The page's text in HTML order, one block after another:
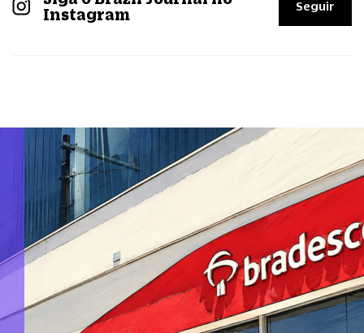
Instagram
Seguir